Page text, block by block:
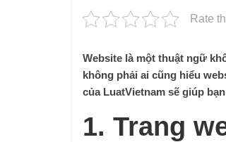
Rate
Website là một thuật ngữ
không phải ai cũng hiểu
của LuatVietnam sẽ giúp
1. Trang